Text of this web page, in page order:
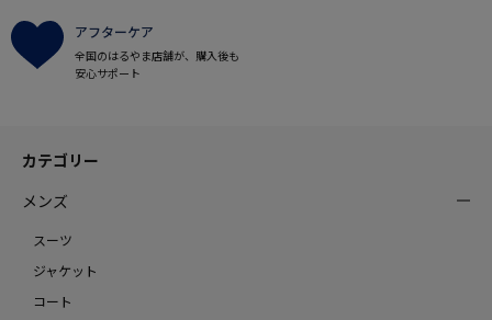
アフターケア
全国のはるやま店舗が、購入後も
安心サポート
カテゴリー
メンズ
スーツ
ジャケット
コート